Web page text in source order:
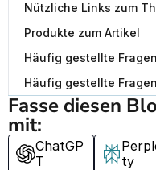
Nützliche Links zum
Produkte zum Artikel
Häufig gestellte
Häufig gestellte Fragen
Fasse diesen
mit:
ChatGP
T
ty